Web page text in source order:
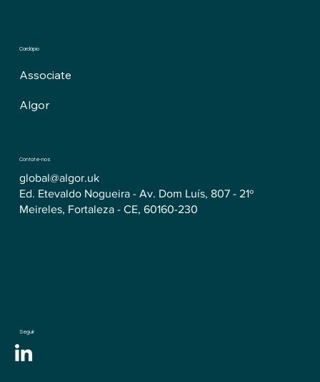
Cardápio
Associate
Algor
Contate-nos
global@algor.uk
Ed. Etevaldo Nogueira - Av. Dom Luís, 807 - 21º
Meireles, Fortaleza - CE, 60160-230
Seguir